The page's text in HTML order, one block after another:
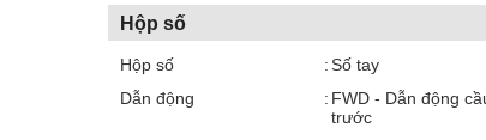
Hộp số
Hộp số
Số tay
Dẫn động
FWD - Dẫn động
trước